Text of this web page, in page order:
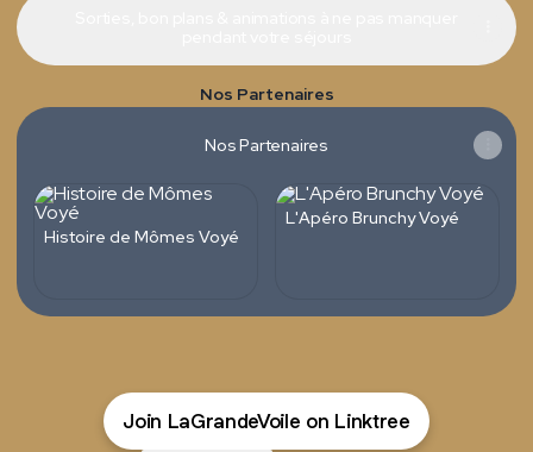
Nos Partenaires
Nos Partenaires
Histoire de Mômes Voyé
L'Apéro Brunchy Voyé
Join LaGrandeVoile on Linktree